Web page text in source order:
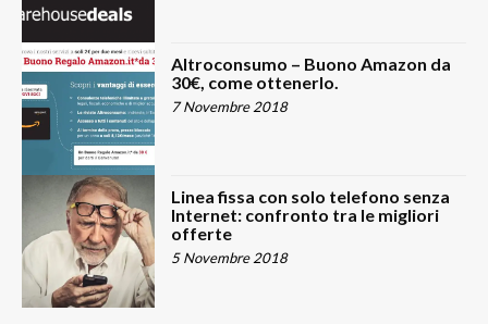
Altroconsumo – Buono Amazon da
30€, come ottenerlo.
7 Novembre 2018
Linea fissa con solo telefono senza
Internet: confronto tra le migliori
offerte
5 Novembre 2018